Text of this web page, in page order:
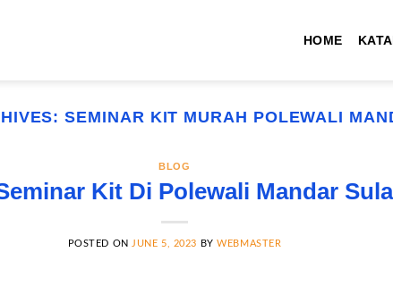
HOME
SEMINAR KIT MURAH POLEWALI
BLOG
Kit Di Polewali Mandar
POSTED ON JUNE 5, 2023 BYWEBMASTER